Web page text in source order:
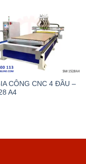
CÔNG CNC 4 ĐẦU –
A4